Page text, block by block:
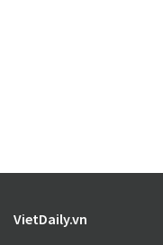
VietDaily.vn